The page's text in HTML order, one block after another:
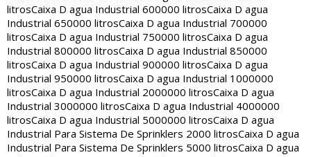
litrosCaixa D agua Industrial 600000 litrosCaixa D agua
Industrial 650000 litrosCaixa D agua Industrial 700000
litrosCaixa D agua Industrial 750000 litrosCaixa D agua
Industrial 800000 litrosCaixa D agua Industrial 850000
litrosCaixa D agua Industrial 900000 litrosCaixa D agua
Industrial 950000 litrosCaixa D agua Industrial 1000000
litrosCaixa D agua Industrial 2000000 litrosCaixa D agua
Industrial 3000000 litrosCaixa D agua Industrial 4000000
litrosCaixa D agua Industrial 5000000 litrosCaixa D agua
Industrial Para Sistema De Sprinklers 2000 litrosCaixa D agua
Industrial Para Sistema De Sprinklers 5000 litrosCaixa D agua